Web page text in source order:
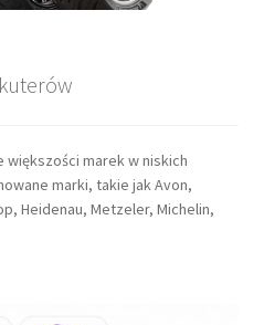
marek w niskich
marki, takie jak Avon,
Heidenau, Metzeler, Michelin,